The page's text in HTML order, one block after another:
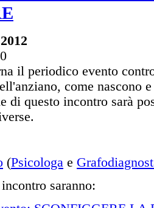
il periodico evento
come nascono
di questo incontro sarà
(Psicologa e
saranno: